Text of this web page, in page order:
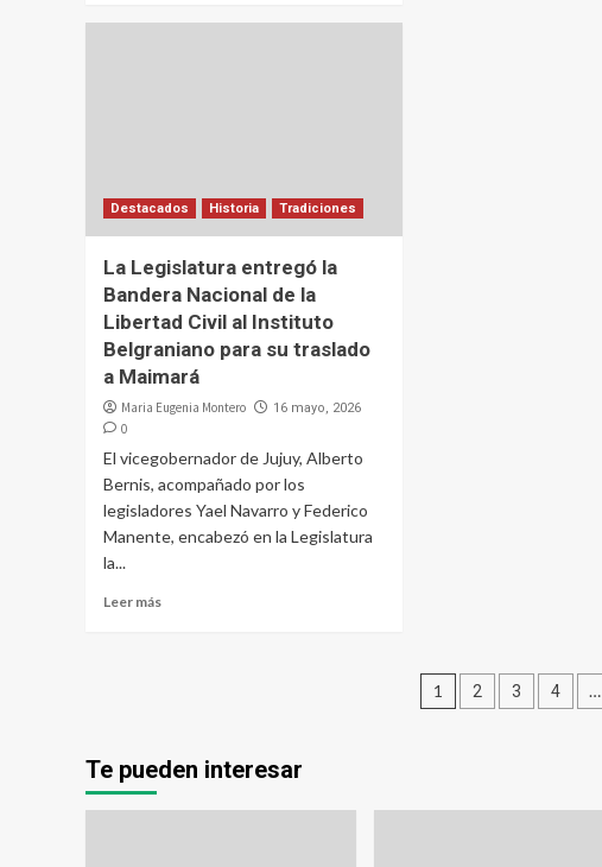
Destacados Historia Tradiciones
La Legislatura entregó la
Bandera Nacional de la
Libertad Civil al Instituto
Belgraniano para su traslado
a Maimará
Maria Eugenia Montero 16 mayo, 2026
0
El vicegobernador de Jujuy, Alberto
Bernis, acompañado por los
legisladores Yael Navarro y Federico
Manente, encabezó en la Legislatura
la...
Leer más
Paginación
1 2 3 4 …
Te pueden interesar